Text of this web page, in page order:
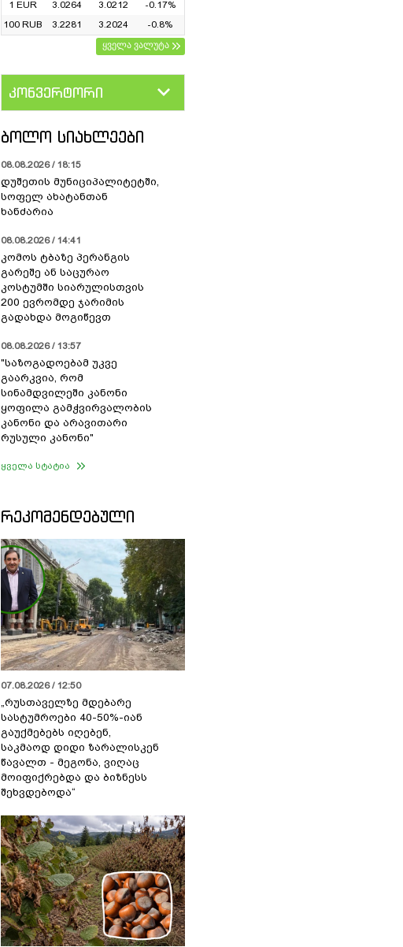
1 EUR
3.0264 3.0212
-0.17%
100 RUB
3.2281 3.2024
-0.8%
ყველა ვალუტა
კონვერტორი
ᲑᲝᲚᲝ ᲡᲘᲐᲮᲚᲔᲔᲑᲘ
08.08.2026 / 18:15
დუშეთის მუნიციპალიტეტში,
სოფელ ახატანთან
ხანძარია
08.08.2026 / 14:41
კომოს ტბაზე პერანგის
გარეშე ან საცურაო
კოსტუმში სიარულისთვის
200 ევრომდე ჯარიმის
გადახდა მოგიწევთ
08.08.2026 / 13:57
"საზოგადოებამ უკვე
გაარკვია, რომ
სინამდვილეში კანონი
ყოფილა გამჭვირვალობის
კანონი და არავითარი
რუსული კანონი"
ყველა სტატია
ᲠᲔᲙᲝᲛᲔᲜᲓᲔᲑᲣᲚᲘ
07.08.2026 / 12:50
„რუსთაველზე მდებარე
სასტუმროები 40-50%-იან
გაუქმებებს იღებენ,
საკმაოდ დიდი ზარალისკენ
წავალთ - მეგონა, ვიღაც
მოიფიქრებდა და ბიზნესს
შეხვდებოდა“